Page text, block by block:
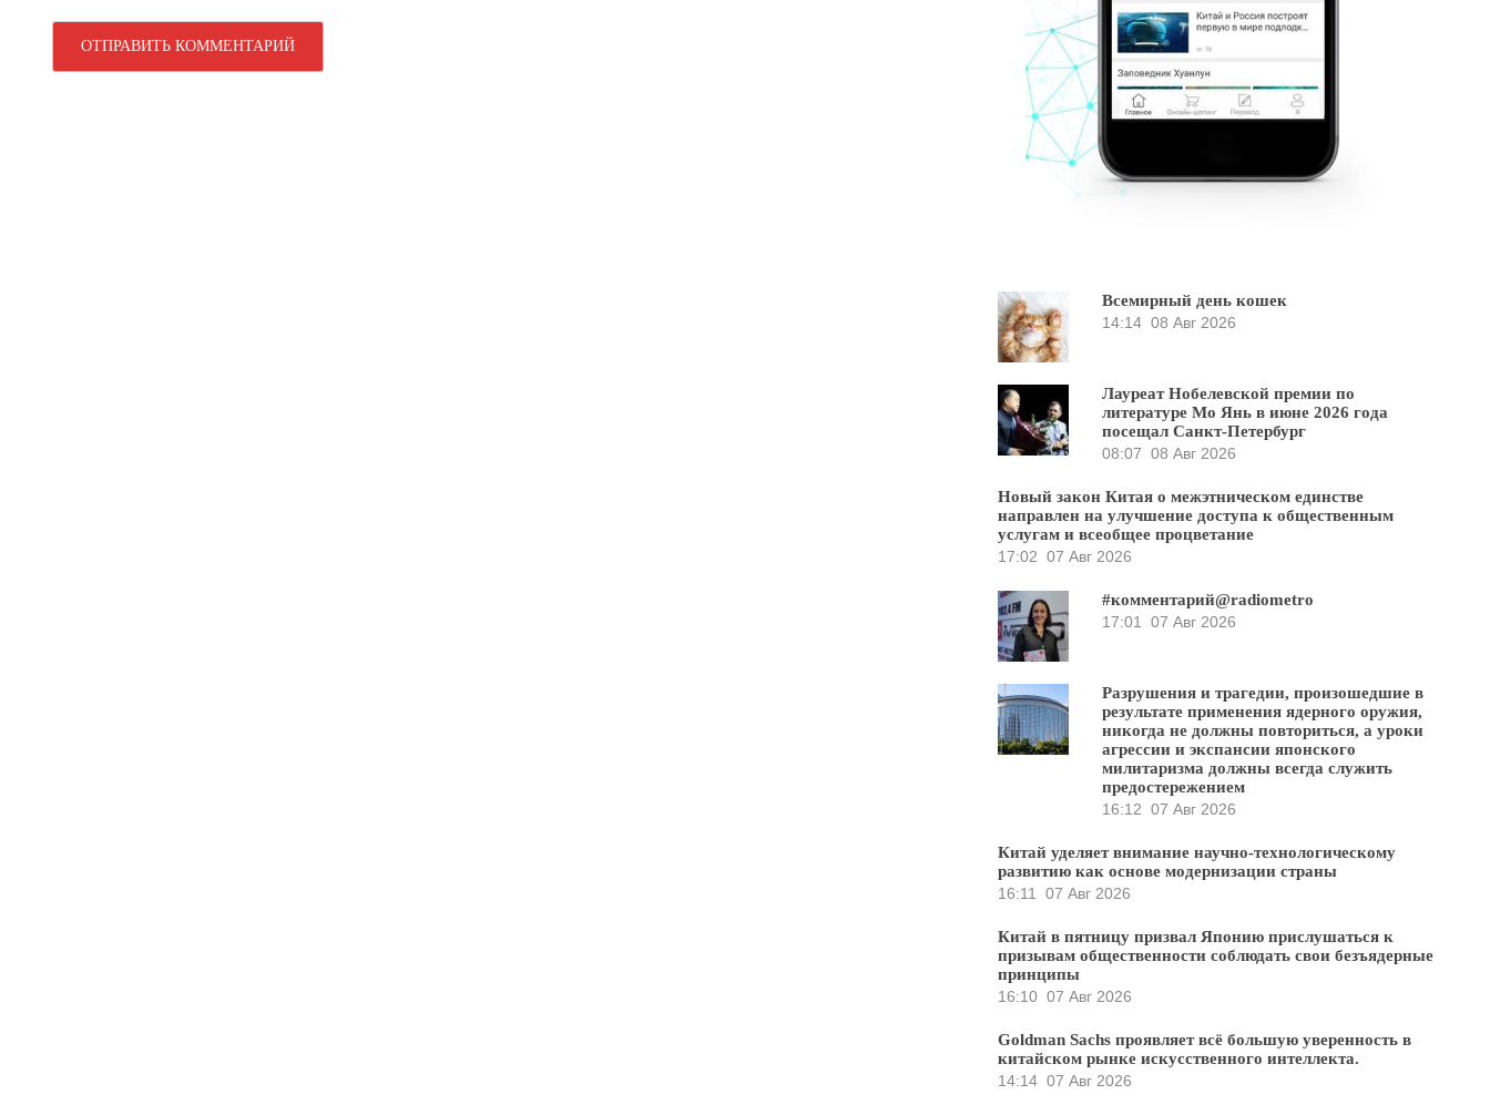
Всемирный день кошек
14:14 08 Авг 2026
Лауреат Нобелевской премии по
литературе Мо Янь в июне 2026 года
посещал Санкт-Петербург
08:07 08 Авг 2026
Новый закон Китая о межэтническом единстве
направлен на улучшение доступа к общественным
услугам и всеобщее процветание
17:02 07 Авг 2026
#комментарий@radiometro
17:01
07 Авг 2026
Разрушения и трагедии, произошедшие в
результате применения ядерного оружия,
никогда не должны повториться, а уроки
агрессии и экспансии японского
милитаризма должны всегда служить
предостережением
16:12 07 Авг 2026
Китай уделяет внимание научно-технологическому
развитию как основе модернизации страны
16:11
07 Авг 2026
Китай в пятницу призвал Японию прислушаться к
призывам общественности соблюдать свои безъядерные
принципы
16:10 07 Авг 2026
Goldman Sachs проявляет всё большую уверенность в
китайском рынке искусственного интеллекта.
14:14 07 Авг 2026